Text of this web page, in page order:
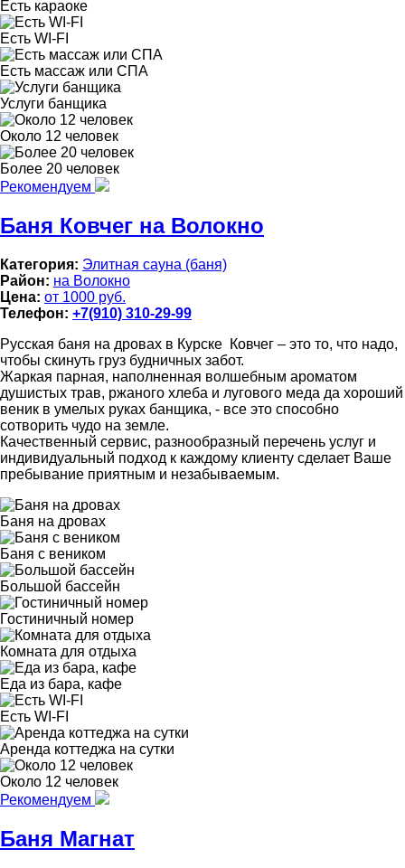
Есть караоке
Есть WI-FI
Есть массаж или СПА
Услуги банщика
Около 12 человек
Более 20 человек
Рекомендуем
Баня Ковчег на Волокно
Категория: Элитная сауна (баня)
Район: на Волокно
Цена: от 1000 руб.
Телефон: +7(910) 310-29-99
Русская баня на дровах в Курске Ковчег – это то, что надо,
чтобы скинуть груз будничных забот.
Жаркая парная, наполненная волшебным ароматом
душистых трав, ржаного хлеба и лугового меда да хороший
веник в умелых руках банщика, - все это способно
сотворить чудо на земле.
Качественный сервис, разнообразный перечень услуг и
индивидуальный подход к каждому клиенту сделает Ваше
пребывание приятным и незабываемым.
Баня на дровах
Баня с веником
Большой бассейн
Гостиничный номер
Комната для отдыха
Еда из бара, кафе
Есть WI-FI
Аренда коттеджа на сутки
Около 12 человек
Рекомендуем
Баня Магнат